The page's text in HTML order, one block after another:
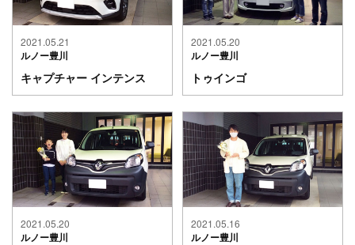
2021.05.21
ルノー豊川
キャプチャー インテンス
2021.05.20
ルノー豊川
トゥインゴ
2021.05.20
ルノー豊川
2021.05.16
ルノー豊川